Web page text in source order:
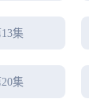
集
集